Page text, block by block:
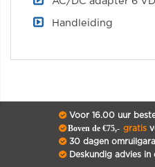
Handleiding
Voor 16.00 uur
Boven de €75,- gratis
30 dagen
Deskundig advies in